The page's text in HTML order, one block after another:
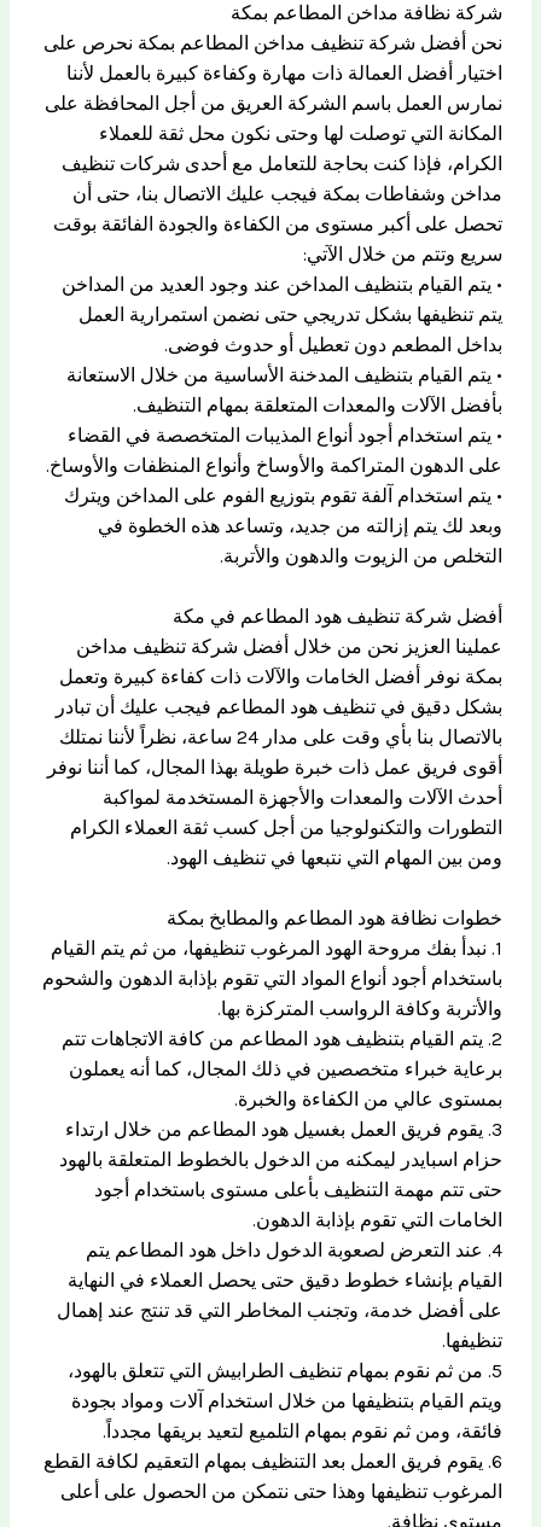
شركة نظافة مداخن المطاعم بمكة
نحن أفضل شركة تنظيف مداخن المطاعم بمكة نحرص على
اختيار أفضل العمالة ذات مهارة وكفاءة كبيرة بالعمل لأننا
نمارس العمل باسم الشركة العريق من أجل المحافظة على
المكانة التي توصلت لها وحتى نكون محل ثقة للعملاء
الكرام، فإذا كنت بحاجة للتعامل مع أحدى شركات تنظيف
مداخن وشفاطات بمكة فيجب عليك الاتصال بنا، حتى أن
تحصل على أكبر مستوى من الكفاءة والجودة الفائقة بوقت
سريع وتتم من خلال الآتي:
• يتم القيام بتنظيف المداخن عند وجود العديد من المداخن
يتم تنظيفها بشكل تدريجي حتى نضمن استمرارية العمل
بداخل المطعم دون تعطيل أو حدوث فوضى.
• يتم القيام بتنظيف المدخنة الأساسية من خلال الاستعانة
بأفضل الآلات والمعدات المتعلقة بمهام التنظيف.
• يتم استخدام أجود أنواع المذيبات المتخصصة في القضاء
على الدهون المتراكمة والأوساخ وأنواع المنظفات والأوساخ.
• يتم استخدام آلفة تقوم بتوزيع الفوم على المداخن ويترك
وبعد لك يتم إزالته من جديد، وتساعد هذه الخطوة في
التخلص من الزيوت والدهون والأتربة.
أفضل شركة تنظيف هود المطاعم في مكة
عملينا العزيز نحن من خلال أفضل شركة تنظيف مداخن
بمكة نوفر أفضل الخامات والآلات ذات كفاءة كبيرة وتعمل
بشكل دقيق في تنظيف هود المطاعم فيجب عليك أن تبادر
بالاتصال بنا بأي وقت على مدار 24 ساعة، نظراً لأننا نمتلك
أقوى فريق عمل ذات خبرة طويلة بهذا المجال، كما أننا نوفر
أحدث الآلات والمعدات والأجهزة المستخدمة لمواكبة
التطورات والتكنولوجيا من أجل كسب ثقة العملاء الكرام
ومن بين المهام التي نتبعها في تنظيف الهود.
خطوات نظافة هود المطاعم والمطابخ بمكة
1. نبدأ بفك مروحة الهود المرغوب تنظيفها، من ثم يتم القيام
باستخدام أجود أنواع المواد التي تقوم بإذابة الدهون والشحوم
والأتربة وكافة الرواسب المتركزة بها.
2. يتم القيام بتنظيف هود المطاعم من كافة الاتجاهات تتم
برعاية خبراء متخصصين في ذلك المجال، كما أنه يعملون
بمستوى عالي من الكفاءة والخبرة.
3. يقوم فريق العمل بغسيل هود المطاعم من خلال ارتداء
حزام اسبايدر ليمكنه من الدخول بالخطوط المتعلقة بالهود
حتى تتم مهمة التنظيف بأعلى مستوى باستخدام أجود
الخامات التي تقوم بإذابة الدهون.
4. عند التعرض لصعوبة الدخول داخل هود المطاعم يتم
القيام بإنشاء خطوط دقيق حتى يحصل العملاء في النهاية
على أفضل خدمة، وتجنب المخاطر التي قد تنتج عند إهمال
تنظيفها.
5. من ثم نقوم بمهام تنظيف الطرابيش التي تتعلق بالهود،
ويتم القيام بتنظيفها من خلال استخدام آلات ومواد بجودة
فائقة، ومن ثم نقوم بمهام التلميع لتعيد بريقها مجدداً.
6. يقوم فريق العمل بعد التنظيف بمهام التعقيم لكافة القطع
المرغوب تنظيفها وهذا حتى نتمكن من الحصول على أعلى
مستوى نظافة.